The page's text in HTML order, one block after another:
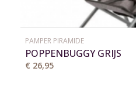
PAMPER PIRAMIDE
POPPENBUGGY GRIJS
€ 26,95